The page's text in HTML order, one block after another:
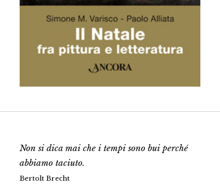
Non si dica mai che i tempi sono bui perché
abbiamo taciuto.
Bertolt Brecht